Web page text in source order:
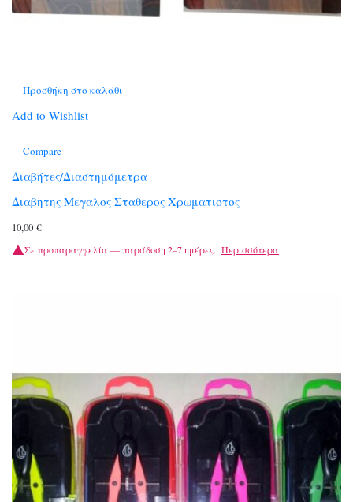
Προσθήκη στο καλάθι
Add to Wishlist
Compare
Διαβήτες/Διαστημόμετρα
Διαβητης Μεγαλος Σταθερος Χρωματιστος
10,00 €
Σε προπαραγγελία — παράδοση 2–7 ημέρες. Περισσότερα